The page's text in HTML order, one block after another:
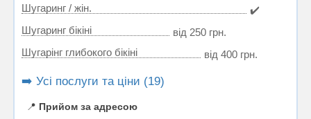
Шугаринг / жін.
✔️
Шугаринг бікіні
від 250 грн.
Шугарінг глибокого бікіні
від 400 грн.
➡️ Усі послуги та ціни (19)
📍 Прийом за адресою